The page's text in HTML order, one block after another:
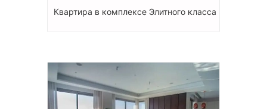
Квартира в комплексе Элитного класса